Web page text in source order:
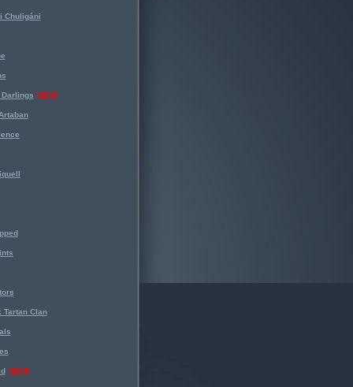
Chuligáni
NEW!
Tartan Clan
NEW!